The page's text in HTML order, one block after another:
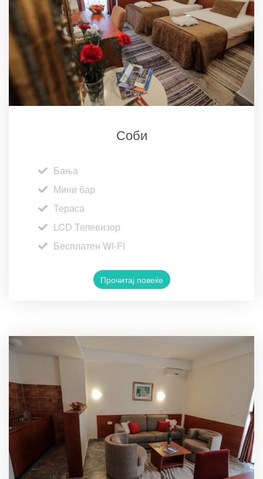
Соби
Бања
Мини бар
Тераса
LCD Телевизор
Бесплатен WI-FI
Прочитај повеќе